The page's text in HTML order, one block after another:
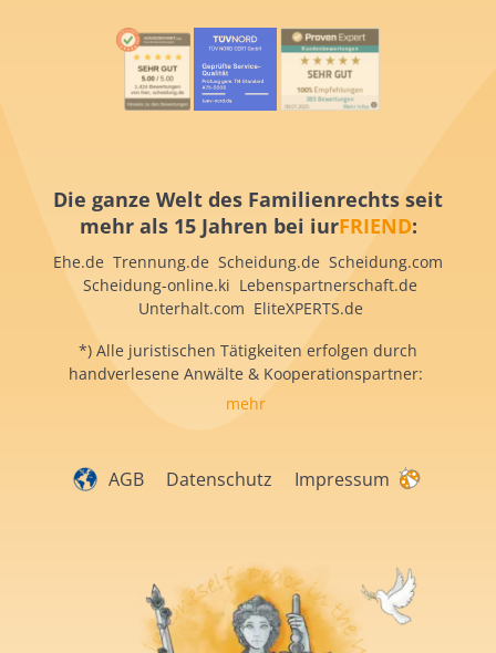
Die ganze Welt des Familienrechts seit
mehr als 15 Jahren bei iurFRIEND:
Ehe.de Trennung.de Scheidung.de Scheidung.com
Scheidung-online.ki Lebenspartnerschaft.de
Unterhalt.com EliteXPERTS.de
*) Alle juristischen Tätigkeiten erfolgen durch
handverlesene Anwälte & Kooperationspartner:
mehr
AGB Datenschutz Impressum